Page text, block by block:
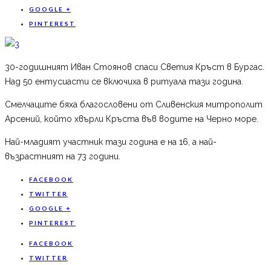
GOOGLE +
PINTEREST
30-годишният Иван Стоянов спаси Светия Кръст в Бургас.
Над 50 ентусиасти се включиха в ритуала тази година.
Смелчаците бяха благословени от Сливенския митрополит
Арсений, който хвърли Кръста във водите на Черно море.
Най-младият участник тази година е на 16, а най-
възрастният на 73 години.
FACEBOOK
TWITTER
GOOGLE +
PINTEREST
FACEBOOK
TWITTER